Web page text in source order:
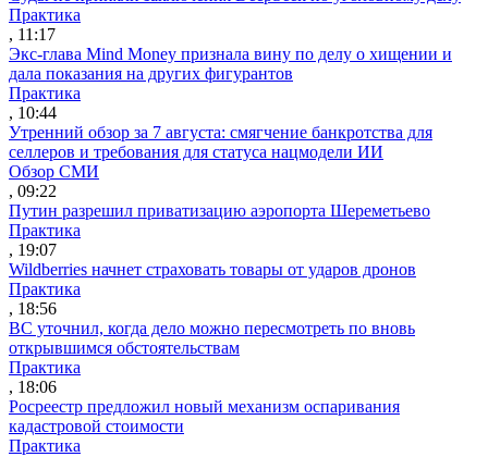
Практика
, 11:17
Экс-глава Mind Money признала вину по делу о хищении и
дала показания на других фигурантов
Практика
, 10:44
Утренний обзор за 7 августа: смягчение банкротства для
селлеров и требования для статуса нацмодели ИИ
Обзор СМИ
, 09:22
Путин разрешил приватизацию аэропорта Шереметьево
Практика
, 19:07
Wildberries начнет страховать товары от ударов дронов
Практика
, 18:56
ВС уточнил, когда дело можно пересмотреть по вновь
открывшимся обстоятельствам
Практика
, 18:06
Росреестр предложил новый механизм оспаривания
кадастровой стоимости
Практика